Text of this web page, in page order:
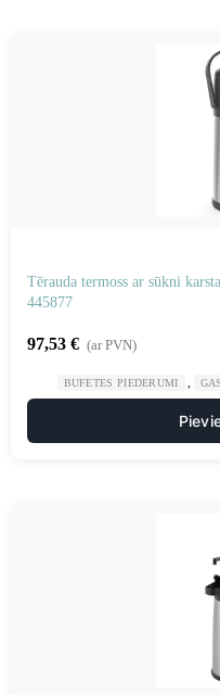
Tērauda termoss ar sūkni
445877
97,53 € (ar PVN)
BUFETES PIEDERUMI